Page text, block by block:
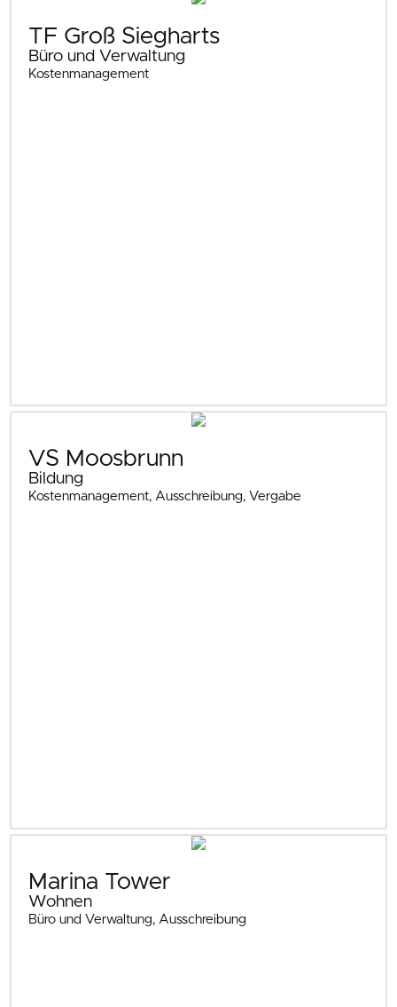
TF Groß Siegharts
Büro und Verwaltung
Kostenmanagement
VS Moosbrunn
Bildung
Kostenmanagement, Ausschreibung, Vergabe
Marina Tower
Wohnen
Büro und Verwaltung, Ausschreibung